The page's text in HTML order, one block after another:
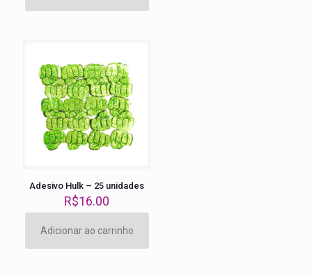
Adesivo Hulk – 25 unidades
R$16.00
Adicionar ao carrinho